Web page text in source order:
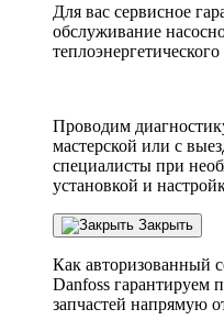
Для вас сервисное
обслуживание
Проводим
мастерской или с
специалисты при
установкой и
Закрыть
Как авторизованный
Danfoss гарантируем
запчастей напрямую